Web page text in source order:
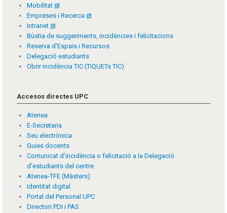
Mobilitat
Empreses i Recerca
Intranet
Bústia de suggeriments, incidències i felicitacions
Reserva d'Espais i Recursos
Delegació estudiants
Obrir incidència TIC (TIQUETs TIC)
Accesos directes UPC
Atenea
E-Secretaria
Seu electrònica
Guies docents
Comunicat d'incidència o felicitació a la Delegació
d'estudiants del centre
Atenea-TFE (Màsters)
Identitat digital
Portal del Personal UPC
Directori PDI i PAS